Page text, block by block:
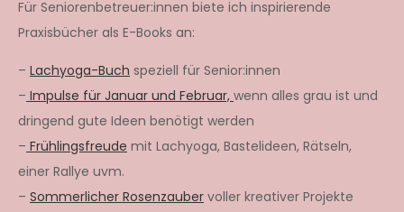
Für Seniorenbetreuer:innen biete ich inspirierende
Praxisbücher als E-Books an:
– Lachyoga-Buch speziell für Senior:innen
– Impulse für Januar und Februar, wenn alles grau ist und
dringend gute Ideen benötigt werden
– Frühlingsfreude mit Lachyoga, Bastelideen, Rätseln,
einer Rallye uvm.
– Sommerlicher Rosenzauber voller kreativer Projekte